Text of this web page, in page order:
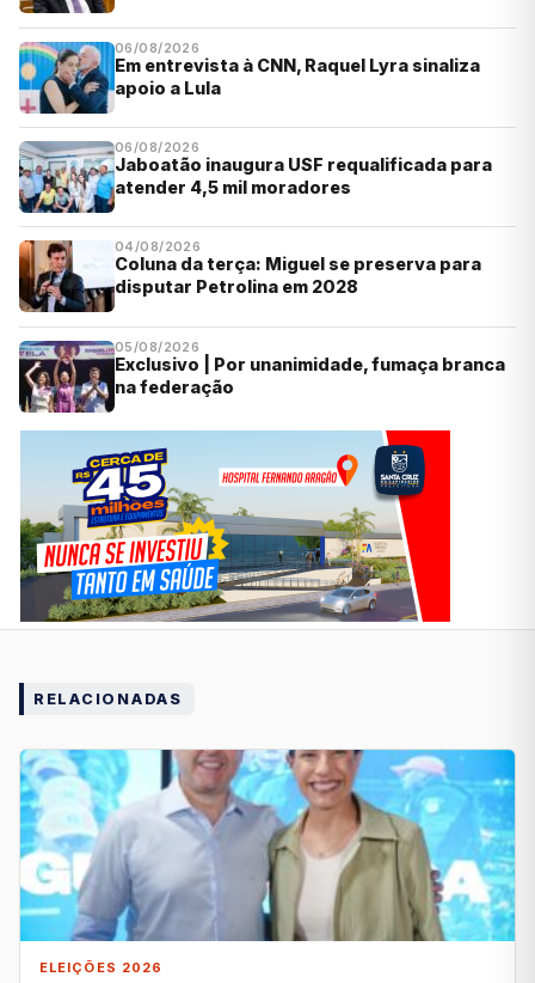
06/08/2026
Em entrevista à CNN, Raquel Lyra sinaliza
apoio a Lula
06/08/2026
Jaboatão inaugura USF requalificada para
atender 4,5 mil moradores
04/08/2026
Coluna da terça: Miguel se preserva para
disputar Petrolina em 2028
05/08/2026
Exclusivo | Por unanimidade, fumaça branca
na federação
RELACIONADAS
ELEIÇÕES 2026